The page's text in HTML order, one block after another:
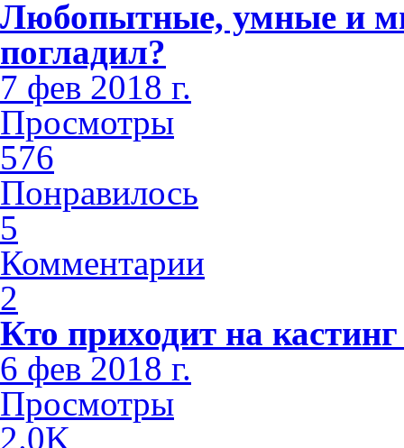
Любопытные, умные и
погладил?
7 фев 2018 г.
Просмотры
576
Понравилось
5
Комментарии
2
Кто приходит на
6 фев 2018 г.
Просмотры
2.0K